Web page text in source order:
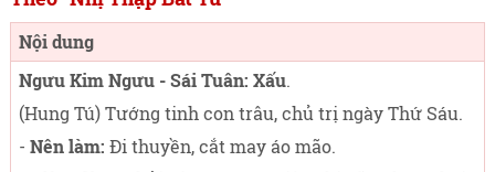
Nội dung
Ngưu Kim Ngưu - Sái Tuân: Xấu.
(Hung Tú) Tướng tinh con trâu, chủ trị ngày Thứ Sáu.
- Nên làm: Đi thuyền, cắt may áo mão.